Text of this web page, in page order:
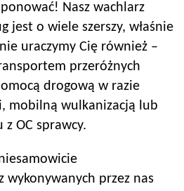
Nasz wachlarz
jest o wiele szerszy, właśnie
uraczymy Cię również –
przeróżnych
drogową w razie
mobilną wulkanizacją lub
OC sprawcy.
wykonywanych przez nas